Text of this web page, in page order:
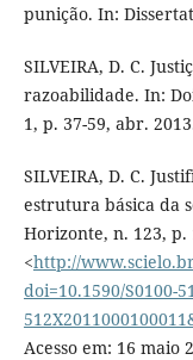
punição. In:
SILVEIRA, D. C.
razoabilidade. In:
1, p. 37-59, abr.
SILVEIRA, D. C.
estrutura básica da
Horizonte, n. 123, p.
<http://
doi=10.1590/S0100-
Acesso em: 16 maio